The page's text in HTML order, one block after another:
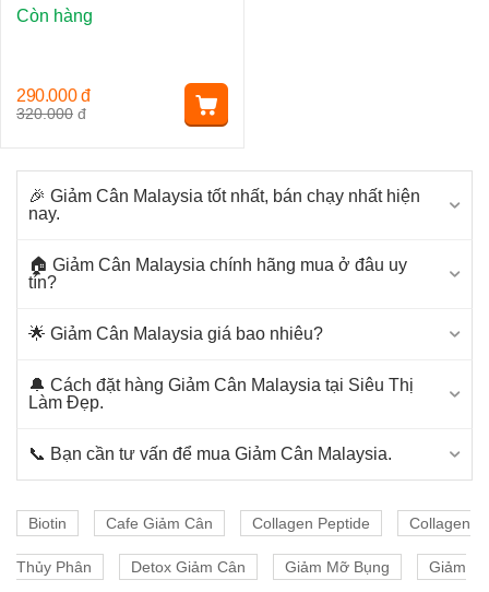
🎉 Giảm Cân Malaysia tốt nhất, bán chạy nhất hiện
nay.
🏠 Giảm Cân Malaysia chính hãng mua ở đâu uy
tín?
🌟 Giảm Cân Malaysia giá bao nhiêu?
🔔 Cách đặt hàng Giảm Cân Malaysia tại Siêu Thị
Làm Đẹp.
📞 Bạn cần tư vấn để mua Giảm Cân Malaysia.
Còn hàng
320.000 đ
290.000 đ
Biotin Cafe Giảm Cân Collagen Peptide Collagen
Thủy Phân Detox Giảm Cân Giảm Mỡ Bụng Giảm